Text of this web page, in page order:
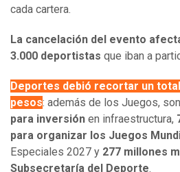
cada cartera.
La cancelación del evento
3.000 deportistas que iban a
Deportes debió recortar un
pesos: además de los Juegos, son
para inversión en infraestructura,
para organizar los Juegos
Especiales 2027 y 277 millones
Subsecretaría del Deporte.